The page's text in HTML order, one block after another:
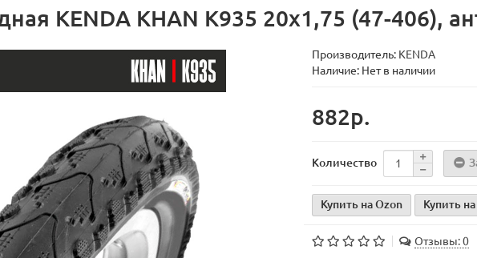
KENDA KHAN K935 20x1,75 (47-406),
Производитель: KENDA
Наличие: Нет в наличии
882р.
Количество
Купить на Ozon Купить
Отзывы: 0